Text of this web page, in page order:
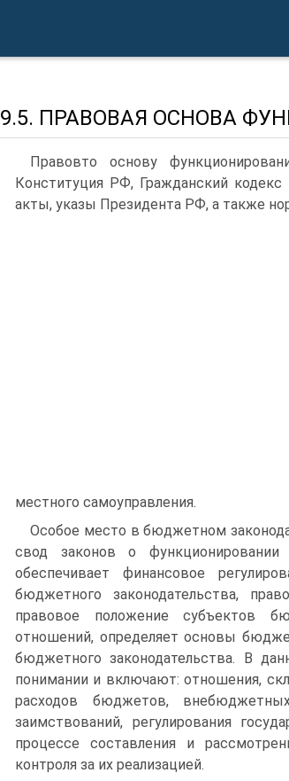
9.5. ПРАВОВАЯ ОСНОВА
Правовто основу
Конституция РФ, Гражданский
акты, указы Президента РФ, а также
местного самоуправления.
Особое место в бюджетном
свод законов о
обеспечивает финансовое
бюджетного законода­тельства,
правовое положение субъектов
отношений, определяет ос­новы
бюджетного законодательства. В
понимании и вклю­чают: отношения,
расходов бюджетов,
заимствований, регулирования
процессе составления и
контроля за их реализацией.